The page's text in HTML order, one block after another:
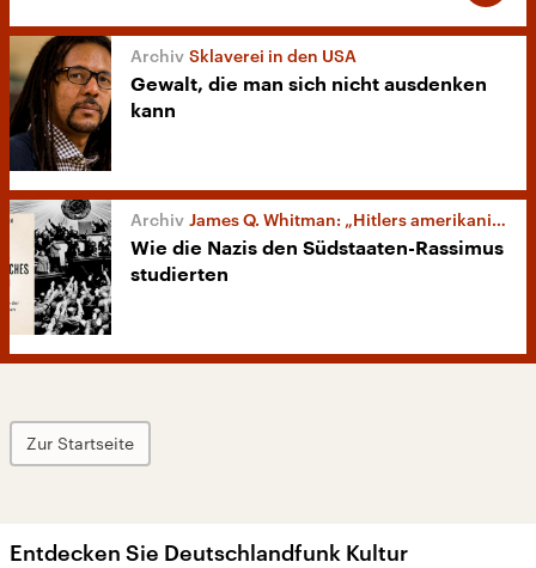
Sklaverei in den USA
Gewalt, die man sich nicht ausdenken
kann
James Q. Whitman: „Hitlers amerikanisches Vorbild“
Wie die Nazis den Südstaaten-Rassimus
studierten
Zur Startseite
Entdecken Sie Deutschlandfunk Kultur